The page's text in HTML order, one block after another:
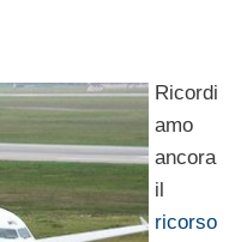
Ricordi
amo
ancora
il
ricorso